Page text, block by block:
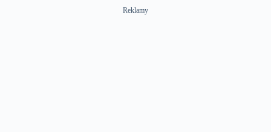
Reklamy